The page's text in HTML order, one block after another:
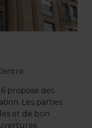
propose des
Les parties
et de bon